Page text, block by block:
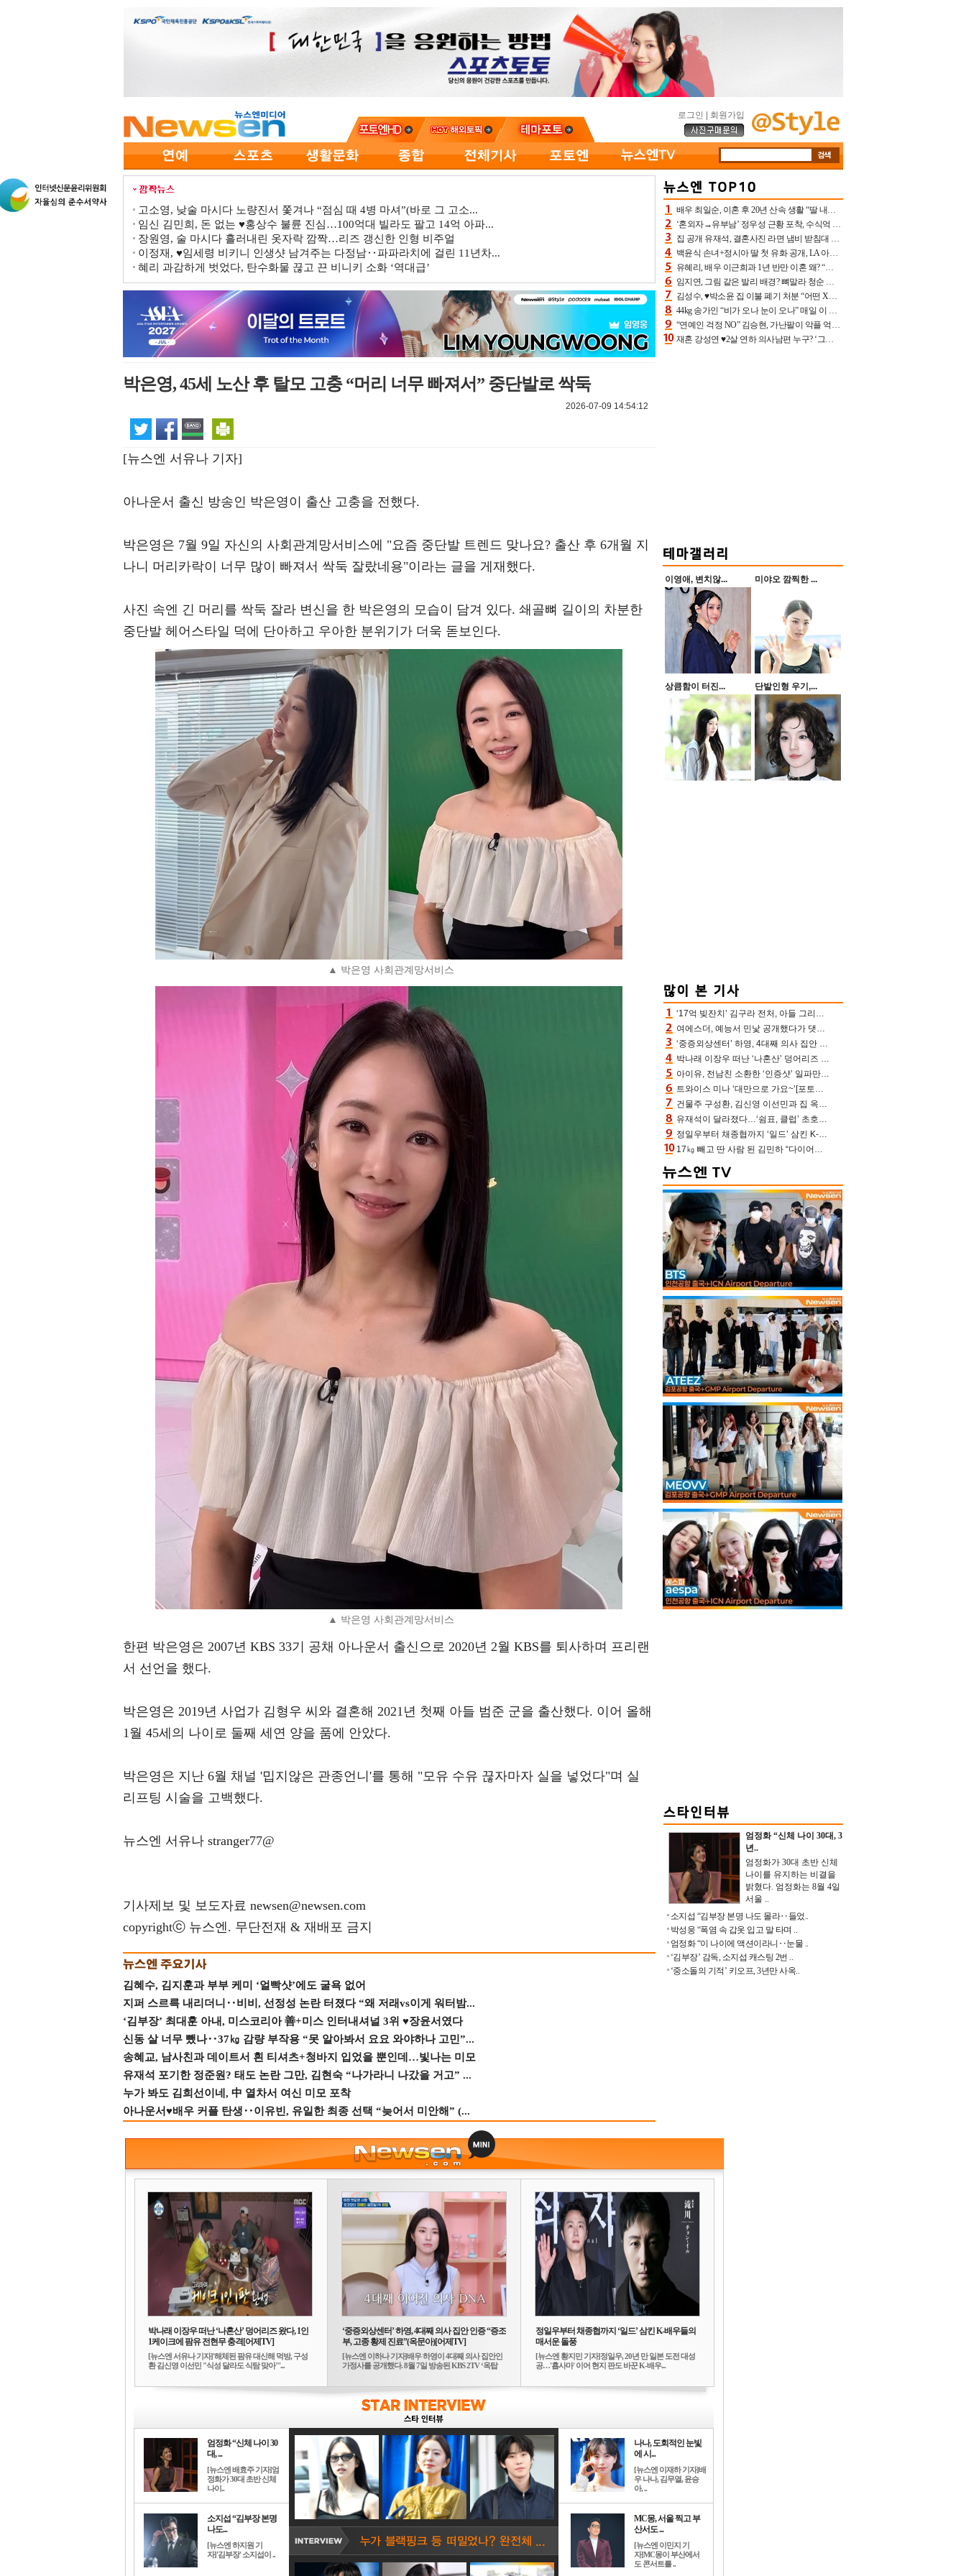
로그인 회원가입
고소영, 낮술 마시다 노량진서 쫓겨나 “점심 때 4병 마셔”(바로 그 고소...
임신 김민희, 돈 없는 ♥홍상수 불륜 진심…100억대 빌라도 팔고 14억 아파...
장원영, 술 마시다 흘러내린 옷자락 깜짝…리즈 갱신한 인형 비주얼
이정재, ♥임세령 비키니 인생샷 남겨주는 다정남‥파파라치에 걸린 11년차...
혜리 과감하게 벗었다, 탄수화물 끊고 끈 비니키 소화 ‘역대급’
박은영, 45세 노산 후 탈모 고충 “머리 너무 빠져서” 중단발로 싹둑
2026-07-09 14:54:12
[뉴스엔 서유나 기자]
아나운서 출신 방송인 박은영이 출산 고충을 전했다.
박은영은 7월 9일 자신의 사회관계망서비스에 "요즘 중단발 트렌드 맞나요? 출산 후 6개월 지
나니 머리카락이 너무 많이 빠져서 싹둑 잘랐네용"이라는 글을 게재했다.
사진 속엔 긴 머리를 싹둑 잘라 변신을 한 박은영의 모습이 담겨 있다. 쇄골뼈 길이의 차분한
중단발 헤어스타일 덕에 단아하고 우아한 분위기가 더욱 돋보인다.
▲ 박은영 사회관계망서비스
▲ 박은영 사회관계망서비스
한편 박은영은 2007년 KBS 33기 공채 아나운서 출신으로 2020년 2월 KBS를 퇴사하며 프리랜
서 선언을 했다.
박은영은 2019년 사업가 김형우 씨와 결혼해 2021년 첫째 아들 범준 군을 출산했다. 이어 올해
1월 45세의 나이로 둘째 세연 양을 품에 안았다.
박은영은 지난 6월 채널 '밉지않은 관종언니'를 통해 "모유 수유 끊자마자 실을 넣었다"며 실
리프팅 시술을 고백했다.
뉴스엔 서유나 stranger77@
기사제보 및 보도자료 newsen@newsen.com
copyrightⓒ 뉴스엔. 무단전재 & 재배포 금지
김혜수, 김지훈과 부부 케미 ‘얼빡샷’에도 굴욕 없어
지퍼 스르륵 내리더니‥비비, 선정성 논란 터졌다 “왜 저래vs이게 워터밤...
‘김부장’ 최대훈 아내, 미스코리아 善+미스 인터내셔널 3위 ♥장윤서였다
신동 살 너무 뺐나‥37㎏ 감량 부작용 “못 알아봐서 요요 와야하나 고민”...
송혜교, 남사친과 데이트서 흰 티셔츠+청바지 입었을 뿐인데…빛나는 미모
유재석 포기한 정준원? 태도 논란 그만, 김현숙 “나가라니 나갔을 거고” ...
누가 봐도 김희선이네, 中 열차서 여신 미모 포착
아나운서♥배우 커플 탄생‥이유빈, 유일한 최종 선택 “늦어서 미안해” (...
배우 최일순, 이혼 후 20년 산속 생활 “딸 내가 버렸다고 원망‥맘 아파”(특종)[어제TV]
‘혼외자→유부남’ 정우성 근황 포착, 수식억 해킹 피해 후배 만났다 “존경하는”
집 공개 유재석, 결혼사진 라면 냄비 받침대 되고 분노‥가족사진도 피해(놀뭐)[어제TV]
백윤식 손녀+정시아 딸 첫 유화 공개, LA 아트쇼→서울국제조각페스타 작가다운 수준급 실력
유혜리, 배우 이근희과 1년 반만 이혼 왜? “식칼 꽂고 의자 던져” 충격 폭로(특종)[어제TV]
임지연, 그림 같은 발리 배경? 뼈말라 청순 비키니 핏에 상대 안 되네
김성수, ♥박소윤 집 이불 폐기 처분 “어떤 X이랑 썼을지 몰라” 질투(신랑수업2)[어제TV]
44kg 송가인 “비가 오나 눈이 오나” 매일 이 운동, 허벅지 근육량 상승+체지방 감소
“연예인 걱정 NO” 김승현, 가난팔이 악플 억울할만‥아내+딸과 日 여행
재혼 강성연 ♥2살 연하 의사남편 누구? ‘그알’ 자문의에 훈남 비주얼 초엘리트 스펙 [종합]
이영애, 변치않... 미야오 깜찍한 ...
상큼함이 터진... 단발인형 우기,...
‘17억 빚잔치’ 김구라 전처, 아들 그리는 “나 뿐인데” 친엄마 챙기는 효심 눈길
여에스더, 예능서 민낯 공개했다가 댓글에 충격 “눈 왜 저렇게 처졌냐고”(에스더TV)
‘중증외상센터’ 하영, 4대째 의사 집안 인증 “증조부, 고종 황제 진료”(옥문아)[어제TV]
박나래 이장우 떠난 ‘나혼산’ 덩어리즈 왔다, 1인 1케이크에 팜유 전현무 충격[어제TV]
아이유, 전남친 소환한 ‘인증샷’ 일파만파 속…남사친 변우석 선물도 남겼나 ‘훈훈’
트와이스 미나 ‘대만으로 가요~’[포토엔HD]
건물주 구성환, 김신영 이선민과 집 옥상서 41만원 한우 파티 “화력이 성화봉송”(나혼산)
유재석이 달라졌다…‘쉼표, 클럽’ 초호화 코스에 주우재도 감탄 (놀면 뭐하니?)
정일우부터 채종협까지 ‘일드’ 삼킨 K-배우들의 매서운 돌풍
17㎏ 빼고 딴 사람 된 김민하 “다이어트 화제돼 깜짝, 이럴 일인가”(전현무계획4)[어제TV]
엄정화 “신체 나이 30대, 3
년..
엄정화가 30대 초반 신체
나이를 유지하는 비결을
밝혔다. 엄정화는 8월 4일
서울 ..
소지섭 “김부장 본명 나도 몰라‥들었..
박성웅 “폭염 속 갑옷 입고 말 타며 ..
엄정화 “이 나이에 액션이라니‥눈물 ..
‘김부장’ 감독, 소지섭 캐스팅 2번 ..
‘중소돌의 기적’ 키오프, 3년만 사옥..
박나래 이장우 떠난 ‘나혼산’ 덩어리즈 왔다, 1인
1케이크에 팜유 전현무 충격[어제TV]
[뉴스엔 서유나 기자]'해체된 팜유 대신해 먹방, 구성
환 김신영 이선민 "식성 달라도 식탐 맞아"'...
‘중증외상센터’ 하영, 4대째 의사 집안 인증 “증조
부, 고종 황제 진료”(옥문아)[어제TV]
[뉴스엔 이하나 기자]배우 하영이 4대째 의사 집안인
가정사를 공개했다. 8월 7일 방송된 KBS 2TV ‘옥탑
정일우부터 채종협까지 ‘일드’ 삼킨 K-배우들의
매서운 돌풍
[뉴스엔 황지민 기자]정일우, 20년 만 일본 도전 대성
공…'횹사마' 이어 현지 판도 바꾼 K-배우...
엄정화 “신체 나이 30
대, ...
[뉴스엔 배효주 기자]엄
정화가 30대 초반 신체
나이..
소지섭 “김부장 본명
나도...
[뉴스엔 하지원 기
자]'김부장' 소지섭이 ..
나나, 도회적인 눈빛
에 시...
[뉴스엔 이재하 기자]배
우 나나, 김무열, 윤승
아, ..
MC몽, 서울 찍고 부
산서도 ...
[뉴스엔 이민지 기
자]MC몽이 부산에서
도 콘서트를 ..